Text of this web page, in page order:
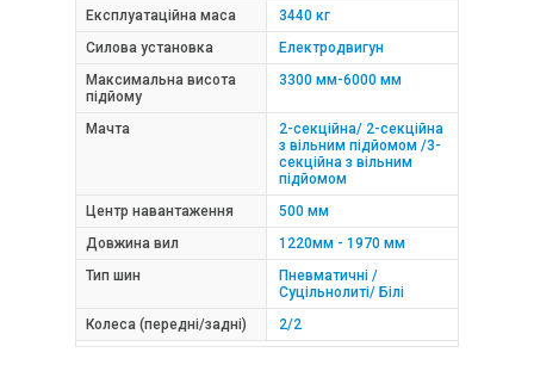
Експлуатаційна маса
3440 кг
Силова установка
Електродвигун
Максимальна висота
підйому
3300 мм-6000 мм
Мачта
2-секційна/ 2-секційна
з вільним підйомом /3-
секційна з вільним
підйомом
Центр навантаження
500 мм
Довжина вил
1220мм - 1970 мм
Тип шин
Пневматичні /
Суцільнолиті/ Білі
Колеса (передні/задні)
2/2